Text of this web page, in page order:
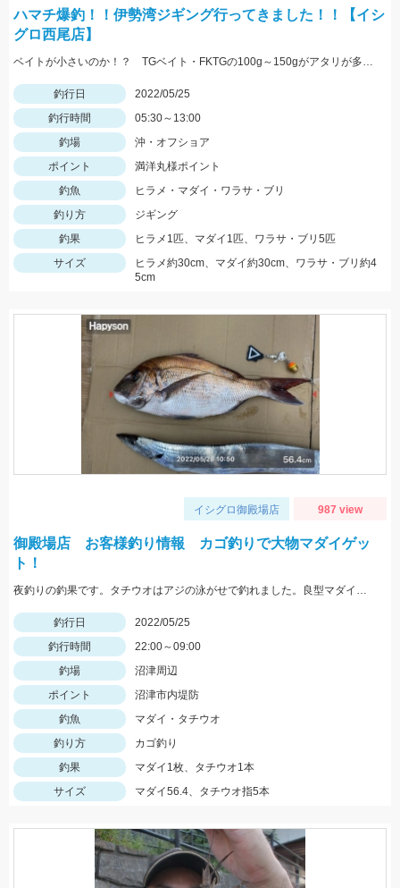
ハマチ爆釣！！伊勢湾ジギング行ってきました！！【イシ
グロ西尾店】
ベイトが小さいのか！？ TGベイト・FKTGの100g～150gがアタリが多かったです！！
釣行日
2022/05/25
釣行時間
05:30～13:00
釣場
沖・オフショア
ポイント
満洋丸様ポイント
釣魚
ヒラメ・マダイ・ワラサ・ブリ
釣り方
ジギング
釣果
ヒラメ1匹、マダイ1匹、ワラサ・ブリ5匹
サイズ
ヒラメ約30cm、マダイ約30cm、ワラサ・ブリ約4
5cm
イシグロ御殿場店 987 view
御殿場店 お客様釣り情報 カゴ釣りで大物マダイゲッ
ト！
夜釣りの釣果です。タチウオはアジの泳がせで釣れました。良型マダイおめでとうございます。
釣行日
2022/05/25
釣行時間
22:00～09:00
釣場
沼津周辺
ポイント
沼津市内堤防
釣魚
マダイ・タチウオ
釣り方
カゴ釣り
釣果
マダイ1枚、タチウオ1本
サイズ
マダイ56.4、タチウオ指5本